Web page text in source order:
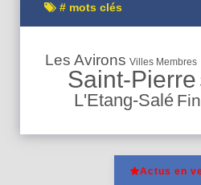
# mots clés
Les Avirons Villes Membres
Saint-Pierre
L'Etang-Salé
Actus en